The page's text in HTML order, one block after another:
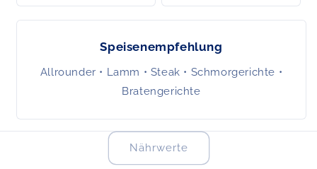
Speisenempfehlung
Allrounder • Lamm • Steak • Schmorgerichte •
Bratengerichte
Nährwerte